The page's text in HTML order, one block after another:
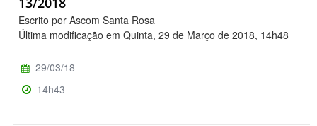
Escrito por Ascom Santa Rosa
Última modificação em Quinta, 29 de Março de 2018, 14h48
29/03/18
14h43